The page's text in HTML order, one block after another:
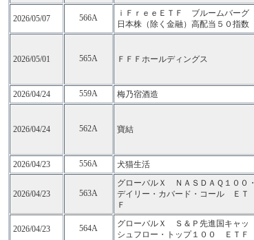
2026/05/07 566A
ｉＦｒｅｅＥＴＦ ブルームバーグ
日本株（除く金融）高配当５０指数
2026/05/01 565A ＦＦＦホールディングス
2026/04/24
559A 梅乃宿酒造
2026/04/24 562A 寶結
2026/04/23
556A 犬猫生活
2026/04/23 563A
グローバルＸ ＮＡＳＤＡＱ１００・
デイリー・カバード・コール ＥＴ
Ｆ
2026/04/23 564A
グローバルＸ Ｓ＆Ｐ先進国キャッ
シュフロー・トップ１００ ＥＴＦ